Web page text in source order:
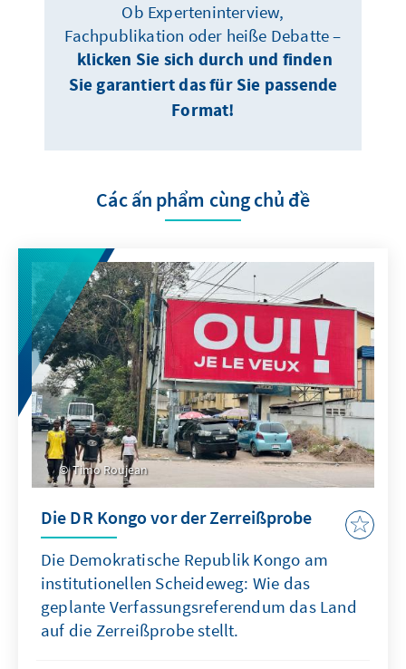
Ob Experteninterview,
Fachpublikation oder heiße Debatte –
klicken Sie sich durch und finden
Sie garantiert das für Sie passende
Format!
Các ấn phẩm cùng chủ đề
Timo Roujean
Die DR Kongo vor der Zerreißprobe
Die Demokratische Republik Kongo am
institutionellen Scheideweg: Wie das
geplante Verfassungsreferendum das Land
auf die Zerreißprobe stellt.